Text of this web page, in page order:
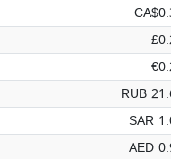
RUB
SAR
AED